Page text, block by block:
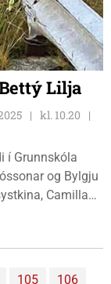
Lilja
kl. 10.20
í Grunnskóla
og Bylgju
Camilla
Sif og yngstur
lag sem var
105
106